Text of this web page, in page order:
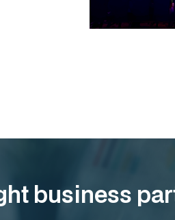
business